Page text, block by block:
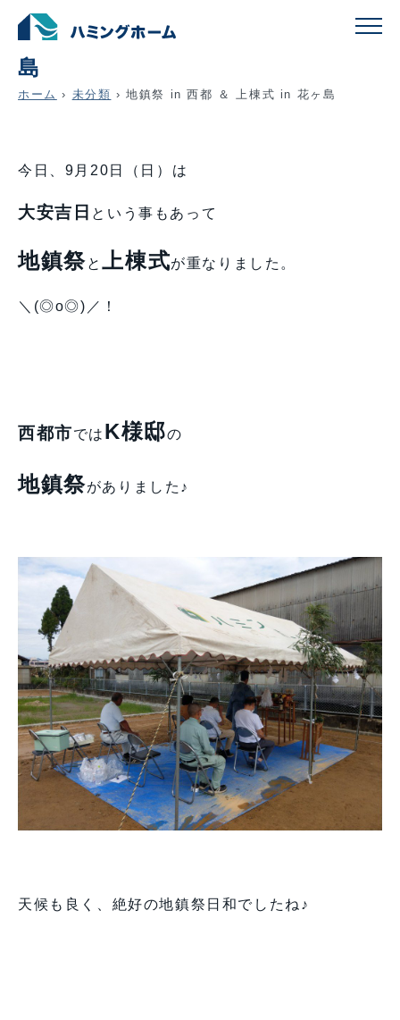
地鎮祭 in 西都 ＆ 上棟式 in 花ヶ
島
ホーム › 未分類 › 地鎮祭 in 西都 ＆ 上棟式 in 花ヶ島
今日、9月20日（日）は
大安吉日 という事もあって
地鎮祭と上棟式が重なりました。
＼(◎o◎)／！
西都市では K様邸の
地鎮祭がありました♪
天候も良く、絶好の地鎮祭日和でしたね♪